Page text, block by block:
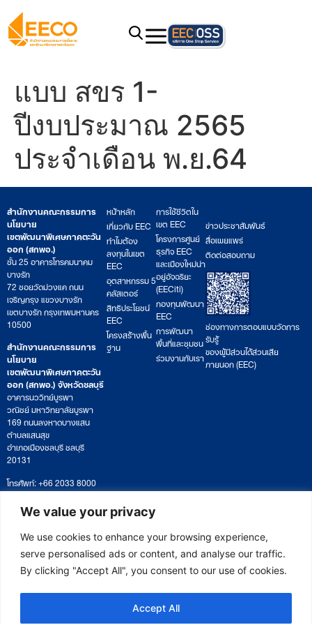
We value your privacy
We use cookies to enhance your browsing experience,
serve personalised ads or content, and analyse our traffic.
By clicking "Accept All", you consent to our use of cookies.
Accept All
แบบ สขร 1-
ปีงบประมาณ 2565
ประจำเดือน พ.ย.64
สำนักงานคณะกรรมการ
นโยบาย
เขตพัฒนาพิเศษภาคตะวัน
ออก (สกพอ.)
ชั้น 25 อาคารโทรคมนาคม
บางรัก
72 ซอยวัดม่วงแค ถนน
เจริญกรุง แขวงบางรัก
เขตบางรัก กรุงเทพมหานคร
10500
สำนักงานคณะกรรมการ
นโยบาย
เขตพัฒนาพิเศษภาคตะวัน
ออก (สกพอ.) จังหวัดชลบุรี
อาคารนววิทย์บูรพา
วณิชย์ มหาวิทยาลัยบูรพา
169 ถนนลงหาดบางแสน
ตำบลแสนสุข
อำเภอเมืองชลบุรี ชลบุรี
20131
โทรศัพท์: +66 2033 8000
เวลาทำการ: จันทร์ – ศุกร์
09:00 – 17:00 น.
ติดตามหนังสือหรือยื่นเอกสาร
saraban@eeco.or.th
หน้าหลัก
เกี่ยวกับ EEC
ทำไมต้อง
ลงทุนในเขต
EEC
อุตสาหกรรม 5
คลัสเตอร์
สิทธิประโยชน์
EEC
โครงสร้างพื้น
ฐาน
การใช้ชีวิตใน
เขต EEC
โครงการศูนย์
ธุรกิจ EEC
และเมืองใหม่น่า
อยู่อัจฉริยะ
(EECiti)
กองทุนพัฒนา
EEC
การพัฒนา
พื้นที่และชุมชน
ร่วมงานกับเรา
ข่าวประชาสัมพันธ์
สื่อเผยแพร่
ติดต่อสอบถาม
ช่องทางการตอบแบบวัดการ
รับรู้
ของผู้มีส่วนได้ส่วนเสีย
ภายนอก (EEC)
Copyright © 2025 Eastern Economic Corridor Office (EECO)